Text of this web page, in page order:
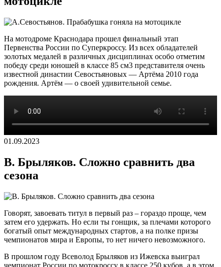
На мотодроме Краснодара прошел финальный этап
Первенства России по Суперкроссу. Из всех обладателей
золотых медалей в различных дисциплинах особо отметим
победу среди юношей в классе 85 см3 представителя очень
известной династии Севостьяновых — Артёма 2010 года
рождения. Артём — о своей удивительной семье.
01.09.2023
В. Брыляков. Сложно сравнить два
сезона
Говорят, завоевать титул в первый раз – гораздо проще, чем
затем его удержать. Но если ты гонщик, за плечами которого
богатый опыт международных стартов, а на полке призы
чемпионатов мира и Европы, то нет ничего невозможного.
В прошлом году Всеволод Брыляков из Ижевска выиграл
чемпионат России по мотокроссу в классе 250 кубов, а в этом